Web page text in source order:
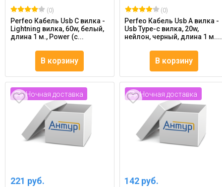
(0)
Perfeo Кабель Usb C вилка -
Lightning вилка, 60w, белый,
длина 1 м., Power (c...
В корзину
(0)
Perfeo Кабель Usb A вилка -
Usb Type-c вилка, 20w,
нейлон, черный, длина 1 м....
В корзину
Ночная доставка
221 руб.
Ночная доставка
142 руб.